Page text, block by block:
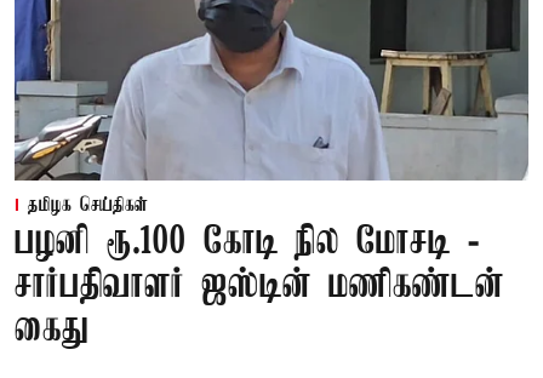
தமிழக செய்திகள்
பழனி ரூ.100 கோடி நில மோசடி -
சார்பதிவாளர் ஜஸ்டின் மணிகண்டன்
கைது